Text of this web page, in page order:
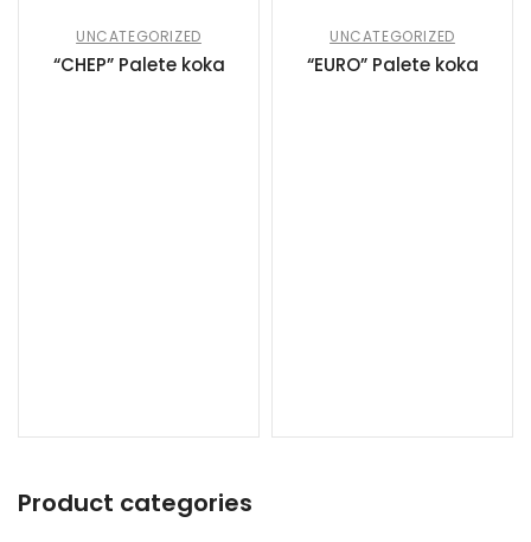
UNCATEGORIZED
“CHEP” Palete koka
UNCATEGORIZED
“EURO” Palete koka
Product categories